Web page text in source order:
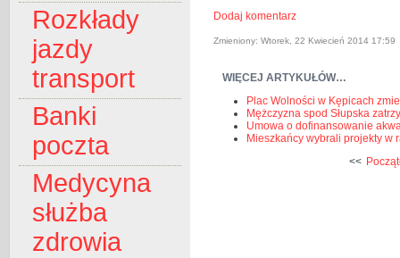
Rozkłady
jazdy
transport
Banki
poczta
Medycyna
służba
zdrowia
Dodaj komentarz
Zmieniony: Wtorek, 22 Kwiecień 2014 17:59
WIĘCEJ ARTYKUŁÓW…
Plac Wolności w Kępicach
Mężczyzna spod Słupska
Umowa o dofinansowanie
Mieszkańcy wybrali projekty w
<<